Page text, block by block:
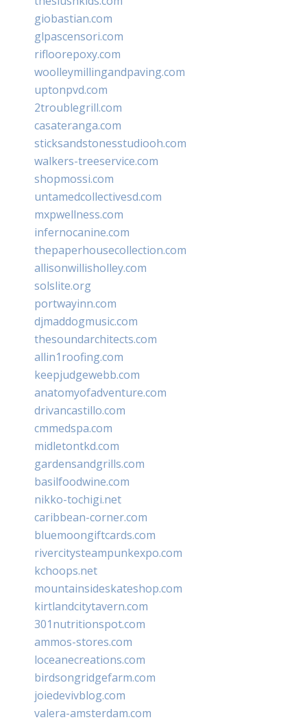
giobastian.com
glpascensori.com
rifloorepoxy.com
woolleymillingandpaving.com
uptonpvd.com
2troublegrill.com
casateranga.com
sticksandstonesstudiooh.com
walkers-treeservice.com
shopmossi.com
untamedcollectivesd.com
mxpwellness.com
infernocanine.com
thepaperhousecollection.com
allisonwillisholley.com
solslite.org
portwayinn.com
djmaddogmusic.com
thesoundarchitects.com
allin1roofing.com
keepjudgewebb.com
anatomyofadventure.com
drivancastillo.com
cmmedspa.com
midletontkd.com
gardensandgrills.com
basilfoodwine.com
nikko-tochigi.net
caribbean-corner.com
bluemoongiftcards.com
rivercitysteampunkexpo.com
kchoops.net
mountainsideskateshop.com
kirtlandcitytavern.com
301nutritionspot.com
ammos-stores.com
loceanecreations.com
birdsongridgefarm.com
joiedevivblog.com
valera-amsterdam.com